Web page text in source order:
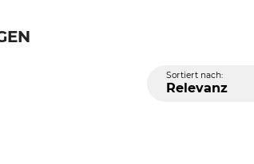
Sortiert nach:
Relevanz